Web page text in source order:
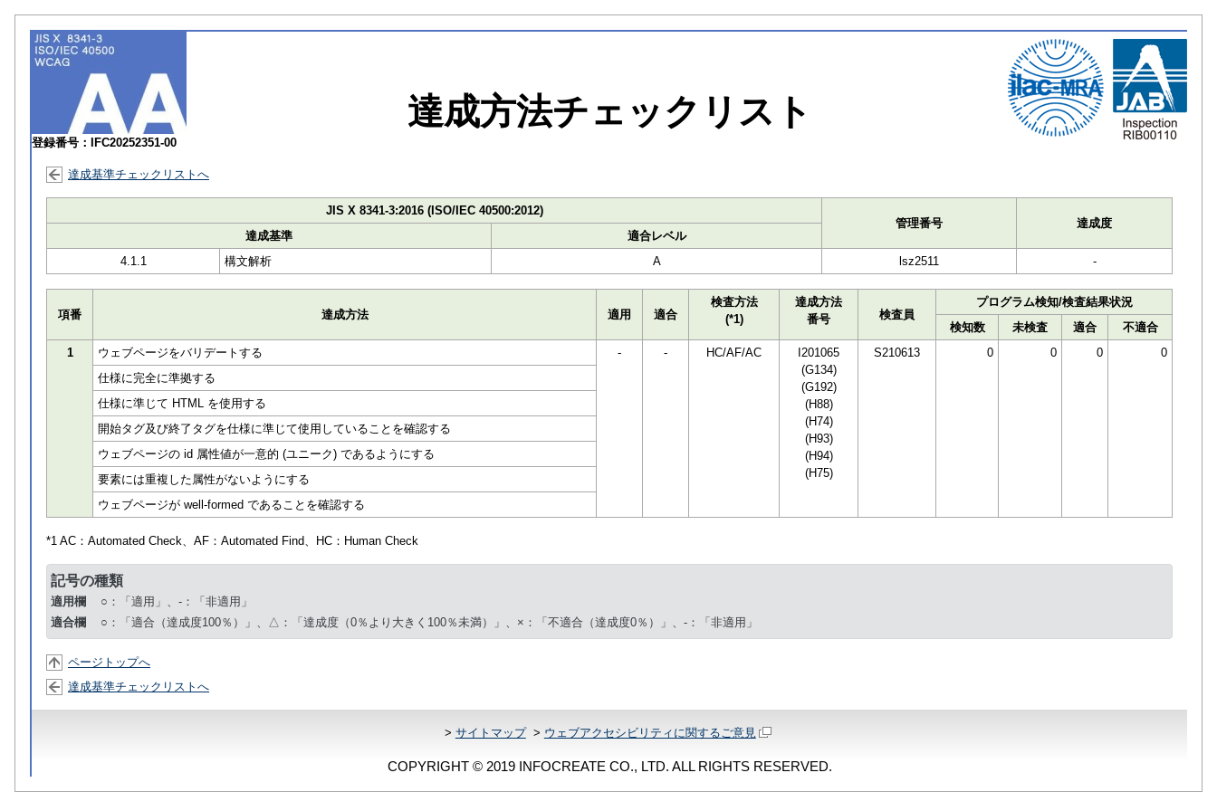
登録番号：IFC20252351-00
達成方法チェックリスト
達成基準チェックリストへ
JIS X 8341-3:2016 (ISO/IEC 40500:2012)
管理番号
達成度
達成基準
適合レベル
4.1.1
構文解析 A lsz2511 -
項番 達成方法 適用 適合
検査方法
(*1)
達成方法
番号
検査員
プログラム検知/検査結果状況
検知数
未検査 適合
不適合
1
ウェブページをバリデートする - - HC/AF/AC
I201065
(G134)
(G192)
(H88)
(H74)
(H93)
(H94)
(H75)
S210613 0 0 0
0
仕様に完全に準拠する
仕様に準じて HTML を使用する
開始タグ及び終了タグを仕様に準じて使用していることを確認する
ウェブページの id 属性値が一意的 (ユニーク) であるようにする
要素には重複した属性がないようにする
ウェブページが well-formed であることを確認する
*1 AC： Automated Check、AF： Automated Find、HC： Human Check
記号の種類
適用欄
○：「適用」、-：「非適用」
適合欄
○：「適合（達成度100％）」、△：「達成度（0％より大きく100％未満）」、×：「不適合（達成度0％）」、-：「非適用」
ページトップへ
達成基準チェックリストへ
> サイトマップ> ウェブアクセシビリティに関するご意見
COPYRIGHT © 2019 INFOCREATE CO., LTD. ALL RIGHTS RESERVED.